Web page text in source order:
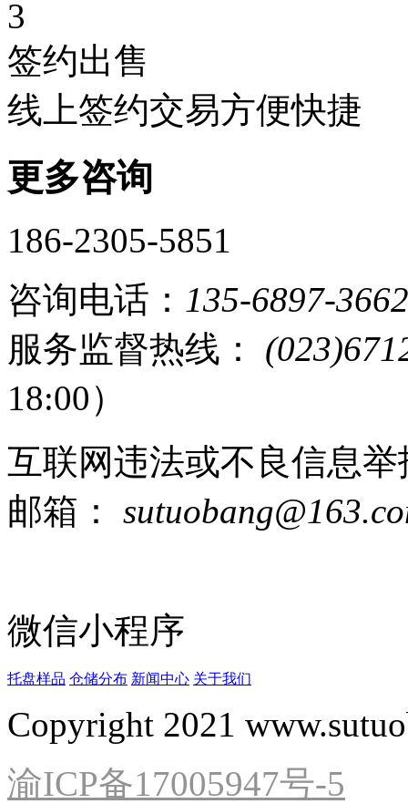
3
签约出售
线上签约交易方便快捷
更多咨询
186-2305-5851
咨询电话： 135-6897-3662
服务监督热线：
18:00）
互联网违法或不良信息
邮箱：
微信小程序
托盘样品 仓储分布 新闻中心 关于我们
Copyright 2021
渝ICP备17005947号-5